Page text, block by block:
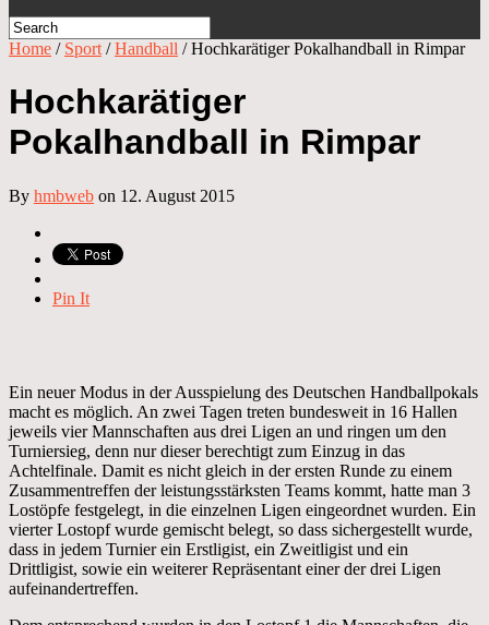
Home / Sport /Handball /Hochkarätiger Pokalhandball in Rimpar
Hochkarätiger
Pokalhandball in Rimpar
By hmbweb on 12. August 2015
Pin It
Ein neuer Modus in der Ausspielung des Deutschen Handballpokals
macht es möglich. An zwei Tagen treten bundesweit in 16 Hallen
jeweils vier Mannschaften aus drei Ligen an und ringen um den
Turniersieg, denn nur dieser berechtigt zum Einzug in das
Achtelfinale. Damit es nicht gleich in der ersten Runde zu einem
Zusammentreffen der leistungsstärksten Teams kommt, hatte man 3
Lostöpfe festgelegt, in die einzelnen Ligen eingeordnet wurden. Ein
vierter Lostopf wurde gemischt belegt, so dass sichergestellt wurde,
dass in jedem Turnier ein Erstligist, ein Zweitligist und ein
Drittligist, sowie ein weiterer Repräsentant einer der drei Ligen
aufeinandertreffen.